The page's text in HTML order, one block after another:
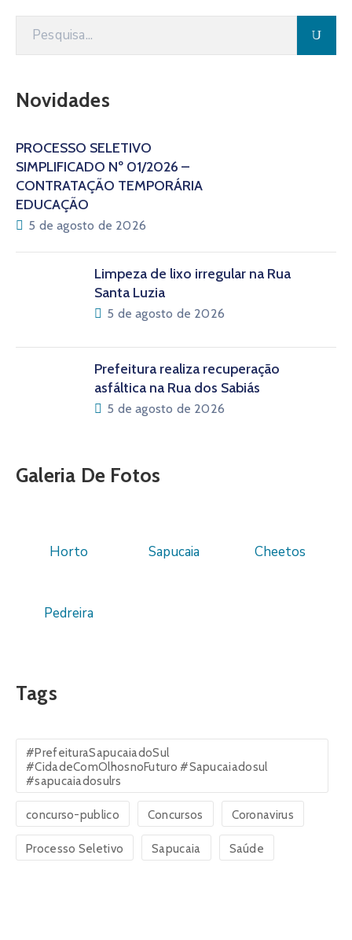
Novidades
PROCESSO SELETIVO
SIMPLIFICADO Nº 01/2026 –
CONTRATAÇÃO TEMPORÁRIA
EDUCAÇÃO
5 de agosto de 2026
Limpeza de lixo irregular na Rua
Santa Luzia
5 de agosto de 2026
Prefeitura realiza recuperação
asfáltica na Rua dos Sabiás
5 de agosto de 2026
Galeria De Fotos
Horto Sapucaia Cheetos
Pedreira
Tags
#PrefeituraSapucaiadoSul
#CidadeComOlhosnoFuturo #Sapucaiadosul
#sapucaiadosulrs
concurso-publico Concursos Coronavirus
Processo Seletivo Sapucaia Saúde